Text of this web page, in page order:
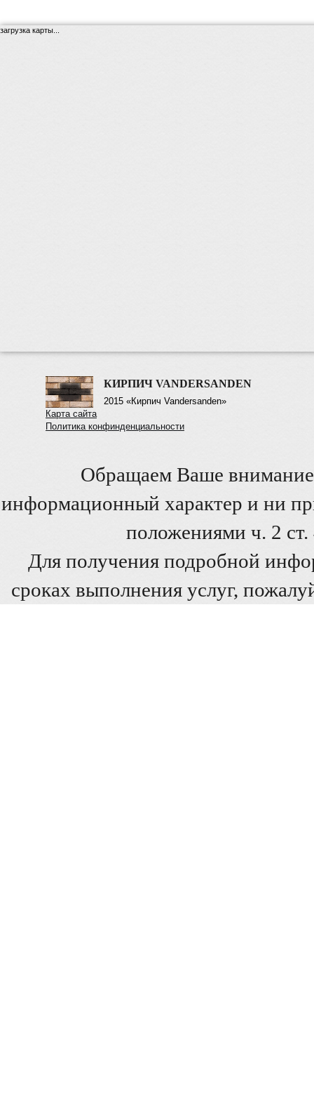
загрузка карты...
КИРПИЧ VANDERSANDEN
2015 «Кирпич Vandersanden»
Карта сайта
Политика конфинденциальности
Обращаем Ваше внимание
информационный характер и ни
положениями ч. 2
Для получения подробной
сроках выполнения услуг,